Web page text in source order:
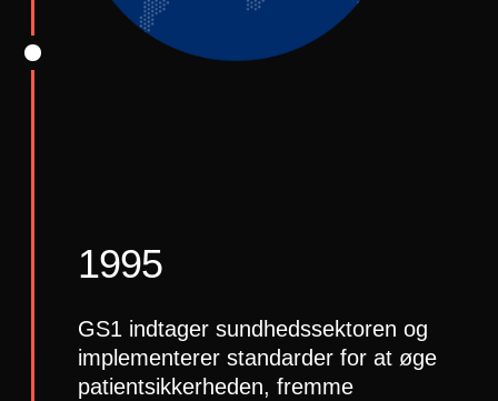
1995
GS1 indtager sundhedssektoren og
implementerer standarder for at øge
patientsikkerheden, fremme